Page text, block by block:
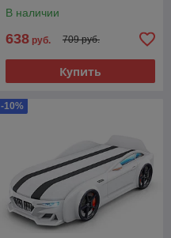
В наличии
638 руб. 709 руб.
Купить
-10%